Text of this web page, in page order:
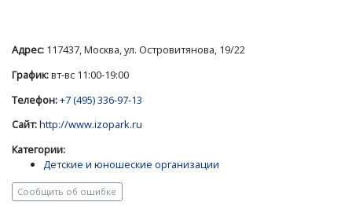
Адрес: 117437, Москва, ул. Островитянова, 19/22
График:вт-вс 11:00-19:00
Телефон:+7 (495) 336-97-13
Сайт:http://www.izopark.ru
Категории:
Детские и юношеские организации
Сообщить об ошибке